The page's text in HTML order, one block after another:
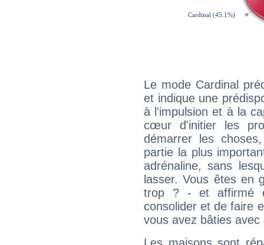
Le mode Cardinal
et indique une
à l'impulsion et à la
cœur d'initier les
démarrer les
partie la plus
adrénaline, sans
lasser. Vous êtes en
trop ? - et affirmé
consolider et de faire
vous avez bâties avec